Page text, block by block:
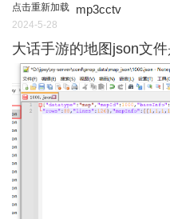
点击重新加载 mp3cctv
2024-5-28
大话手游的地图json文